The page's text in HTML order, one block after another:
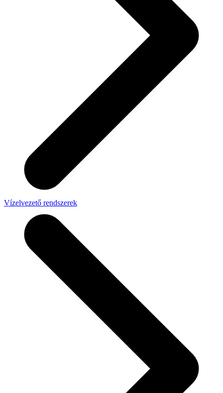
Vízelvezető rendszerek